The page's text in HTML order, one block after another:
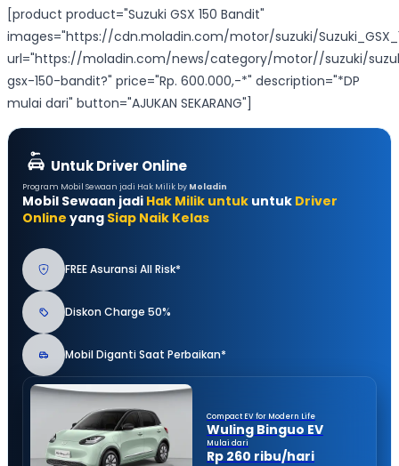
[product product="Suzuki GSX 150 Bandit"
images="https://cdn.moladin.com/motor/suzuki/
url="https://moladin.com/news/category/motor//suzuki/
gsx-150-bandit?" price="Rp. 600.000,-*" description="*DP
mulai dari" button="AJUKAN SEKARANG"]
Untuk Driver Online
Program Mobil Sewaan jadi Hak Milik by Moladin
Mobil Sewaan jadi Hak Milik untuk untuk Driver
Online yang Siap Naik Kelas
FREE Asuransi All Risk*
Diskon Charge 50%
Mobil Diganti Saat Perbaikan*
Compact EV for Modern Life
Wuling Binguo EV
Mulai dari
Rp 260 ribu/hari